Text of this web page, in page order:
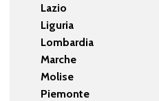
Lazio
Liguria
Lombardia
Marche
Molise
Piemonte